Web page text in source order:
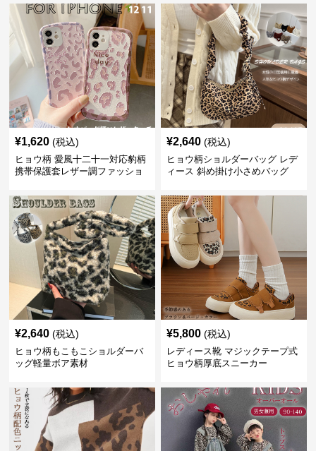
¥1,620 (税込)
ヒョウ柄 愛風十二十一対応豹柄
携帯保護套レザー調ファッショ
¥2,640 (税込)
ヒョウ柄ショルダーバッグ レデ
ィース 斜め掛け小さめバッグ
¥2,640 (税込)
ヒョウ柄もこもこショルダーバ
ッグ軽量ボア素材
¥5,800 (税込)
レディース靴 マジックテープ式
ヒョウ柄厚底スニーカー